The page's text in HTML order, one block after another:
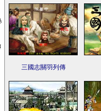
三國志關羽列傳